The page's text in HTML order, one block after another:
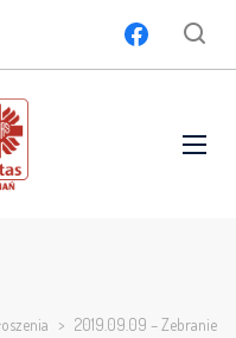
> 2019.09.09 – Zebranie